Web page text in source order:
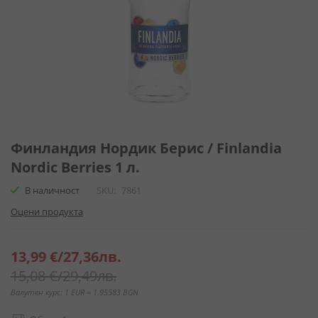
към
началото
на
галерия
снимки
Финландия Нордик Берис / Finlandia
Nordic Berries 1 л.
В наличност SKU
7861
Оцени продукта
Специална
цена
13,99 €/27,36лв.
15,08 €/29,49лв.
Валутен курс: 1 EUR = 1.95583 BGN